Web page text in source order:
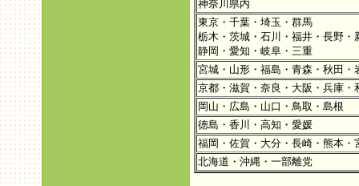
神奈川県内
東京・千葉・埼玉・群馬
栃木・茨城・石川・福井・長野・
静岡・愛知・岐阜・三重
宮城・山形・福島・青森・秋田・
京都・滋賀・奈良・大阪・兵庫・
岡山・広島・山口・鳥取・島根
徳島・香川・高知・愛媛
福岡・佐賀・大分・長崎・熊本・
北海道・沖縄・一部離党